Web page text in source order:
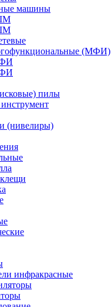
машины
(МФИ)
пилы
(нивелиры)
инфракрасные